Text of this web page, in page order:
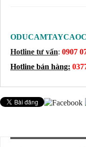
Hotline tư vấn: 0907
Hotline bán hàng: